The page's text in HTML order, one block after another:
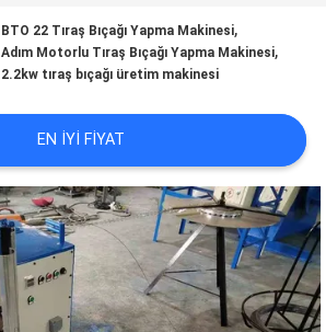
BTO 22 Tıraş Bıçağı Yapma Makinesi,
Adım Motorlu Tıraş Bıçağı Yapma Makinesi,
2.2kw tıraş bıçağı üretim makinesi
EN IYI FIYAT